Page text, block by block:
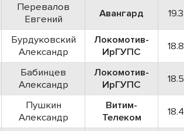
Перевалов
Евгений
Авангард 19.3
Бурдуковский
Александр
Локомотив-
ИрГУПС
18.8
Бабинцев
Александр
Локомотив-
ИрГУПС
18.5
Пушкин
Александр
Витим-
Телеком
18.4